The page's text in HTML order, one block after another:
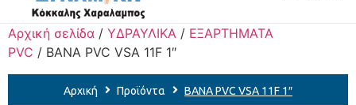
Αρχική σελίδα / ΥΔΡΑΥΛΙΚΑ / ΕΞΑΡΤΗΜΑΤΑ
PVC / ΒΑΝΑ PVC VSA 11F 1″
Αρχική Προϊόντα ΒΑΝΑ PVC VSA 11F 1″